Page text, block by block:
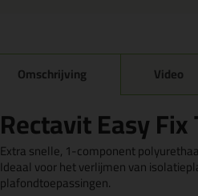
Omschrijving Video
Rectavit Easy
Extra snelle, 1-component
Ideaal voor het verlijmen van
plafondtoepassingen.